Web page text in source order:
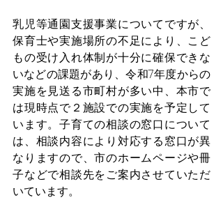
乳児等通園支援事業についてですが、
保育士や実施場所の不足により、こど
もの受け入れ体制が十分に確保できな
いなどの課題があり、令和7年度からの
実施を見送る市町村が多い中、本市で
は現時点で２施設での実施を予定して
います。子育ての相談の窓口について
は、相談内容により対応する窓口が異
なりますので、市のホームページや冊
子などで相談先をご案内させていただ
いています。